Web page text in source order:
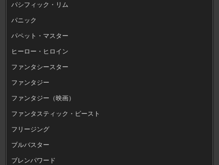
パシフィック・リム
パニック
パペット・マスター
ヒーロー・ヒロイン
ファンタシースター
ファンタジー
ファンタジー（映画）
ファンタスティック・ビースト
フリージング
ブルバスター
ブレンパワード